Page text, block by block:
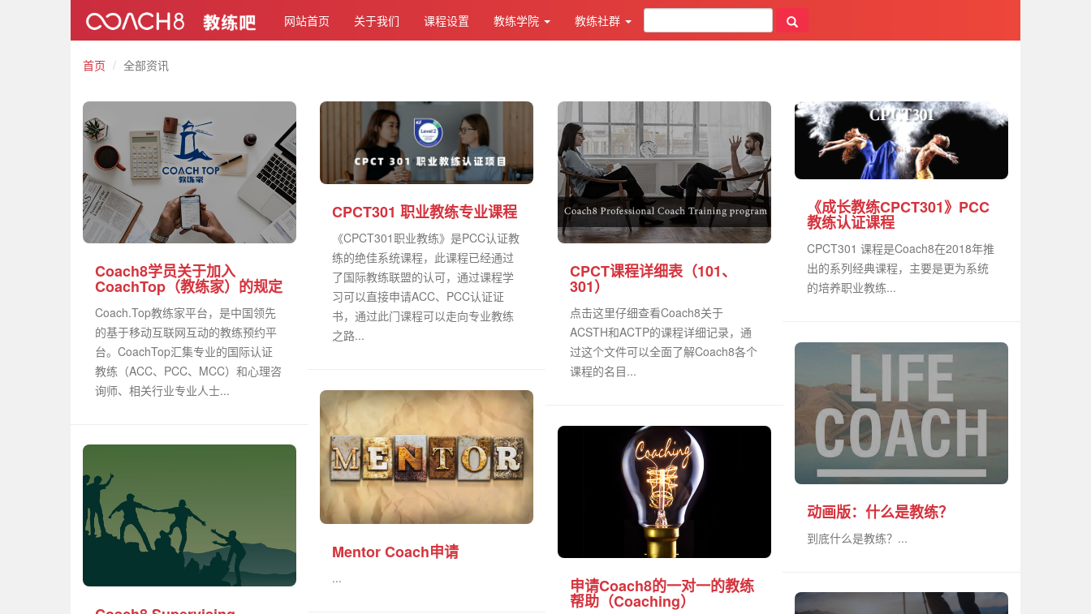
网站首页 关于我们 课程设置 教练学院 教练社群
首页 全部资讯
Coach8学员关于加入
CoachTop（教练家）的规定
Coach.Top教练家平台，是中国领先
的基于移动互联网互动的教练预约平
台。CoachTop汇集专业的国际认证
教练（ACC、PCC、MCC）和心理咨
询师、相关行业专业人士...
CPCT301 职业教练专业课程
《CPCT301职业教练》是PCC认证教
练的绝佳系统课程，此课程已经通过
了国际教练联盟的认可，通过课程学
习可以直接申请ACC、PCC认证证
书，通过此门课程可以走向专业教练
之路...
CPCT课程详细表（101、
301）
点击这里仔细查看Coach8关于
ACSTH和ACTP的课程详细记录，通
过这个文件可以全面了解Coach8各个
课程的名目...
《成长教练CPCT301》PCC
教练认证课程
CPCT301 课程是Coach8在2018年推
出的系列经典课程，主要是更为系统
的培养职业教练...
动画版：什么是教练？
到底什么是教练？...
Mentor Coach申请
... 申请Coach8的一对一的教练
帮助（Coaching）